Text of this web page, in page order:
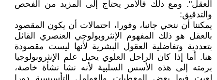
العقل". ومع ذلك فالأمر يحتاج إلى المزيد من الفحص
والتدقيق:
يمكننا أن ننحي جانبا، وفورا، احتمالات أن يكون المقصود
بالعقل هو ذلك المفهوم الإنثروبولوجي العنصري القائل
بتعددية وتفاضلية العقول البشرية لأنها ليست مقصودة
هنا. أما إذا كان الراحل العلوي يحيل علم الإنثروبولوجيا
برمته إلى هذه الأسس السلبية لأنه نشأ نشأة خاصة،